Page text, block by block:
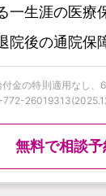
生涯の医療
後の通院保
金の特則適用なし
772-
無料で相談予